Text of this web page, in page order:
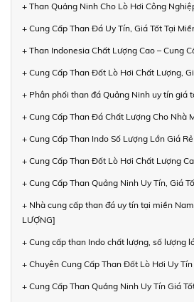
+ Than Quảng Ninh Cho Lò Hơi Công
+ Cung Cấp Than Đá Uy Tín, Giá Tốt Tại
+ Than Indonesia Chất Lượng Cao – Cung
+ Cung Cấp Than Đốt Lò Hơi Chất Lượng,
+ Phân phối than đá Quảng Ninh uy tín giá
+ Cung Cấp Than Đá Chất Lượng Cho Nhà
+ Cung Cấp Than Indo Số Lượng Lớn Giá
+ Cung Cấp Than Đốt Lò Hơi Chất Lượng
+ Cung Cấp Than Quảng Ninh Uy Tín, Giá
+ Nhà cung cấp than đá uy tín tại miền Nam
LƯỢNG]
+ Cung cấp than Indo chất lượng, số lượng
+ Chuyên Cung Cấp Than Đốt Lò Hơi Uy
+ Cung Cấp Than Quảng Ninh Uy Tín Giá